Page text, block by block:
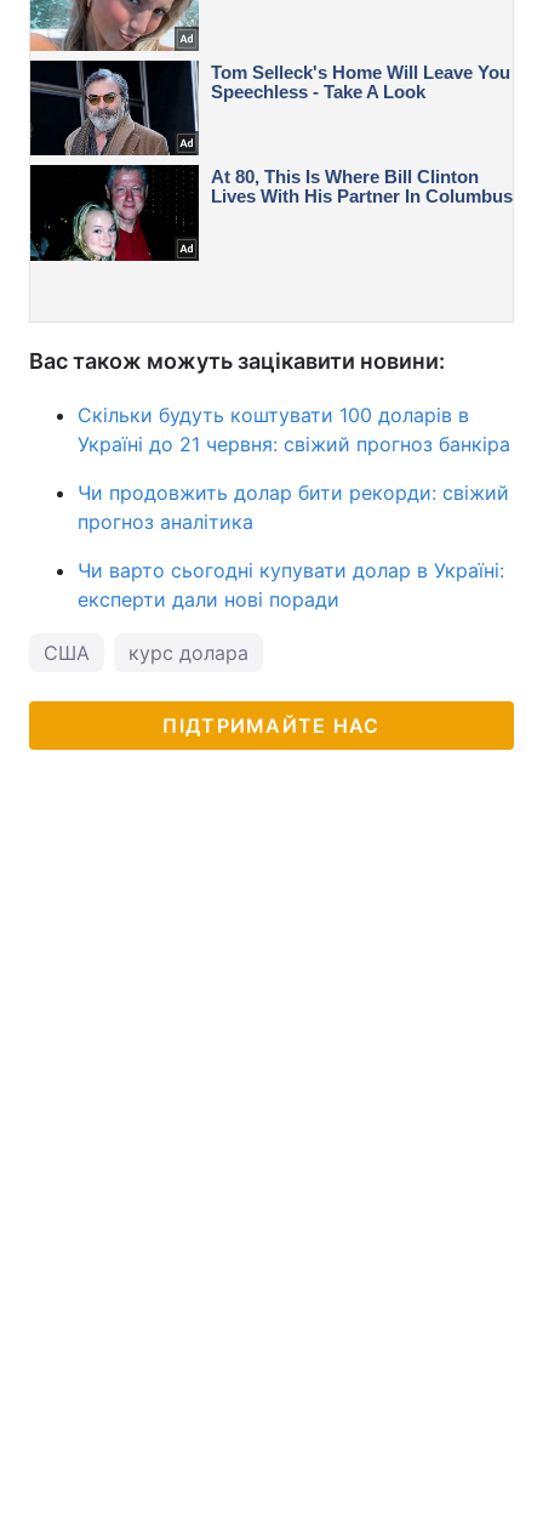
Вас також можуть зацікавити новини:
Скільки будуть коштувати 100 доларів в
Україні до 21 червня: свіжий прогноз банкіра
Чи продовжить долар бити рекорди: свіжий
прогноз аналітика
Чи варто сьогодні купувати долар в Україні:
експерти дали нові поради
США курс долара
ПІДТРИМАЙТЕ НАС